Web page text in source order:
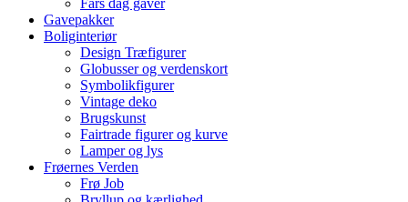
Fars dag gaver
Gavepakker
Boliginteriør
Design Træfigurer
Globusser og verdenskort
Symbolikfigurer
Vintage deko
Brugskunst
Fairtrade figurer og kurve
Lamper og lys
Frøernes Verden
Frø Job